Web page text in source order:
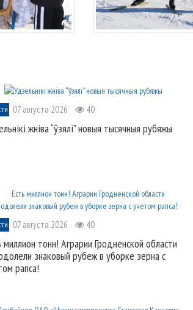
07 августа 2026 40
жніва “ўзялі” новыя тысячныя рубяжы
07 августа 2026 40
миллион тонн! Аграрии Гродненской области
знаковый рубеж в уборке зерна с
рапса!